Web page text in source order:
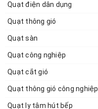
Quạt điện dân dụng
Quạt thông gió
Quạt sàn
Quạt công nghiệp
Quạt cắt gió
Quạt thông gió công nghiệp
Quạt ly tâm hút bếp